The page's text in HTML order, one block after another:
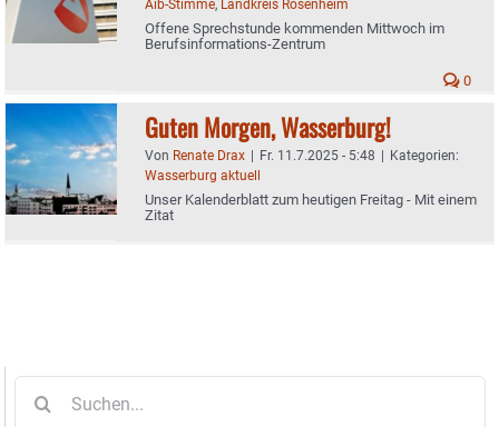
Aib-Stimme, Landkreis Rosenheim
Offene Sprechstunde kommenden Mittwoch im
Berufsinformations-Zentrum
0
Guten Morgen, Wasserburg!
Von Renate Drax | Fr. 11.7.2025 - 5:48 | Kategorien:
Wasserburg aktuell
Unser Kalenderblatt zum heutigen Freitag - Mit einem
Zitat
nach: